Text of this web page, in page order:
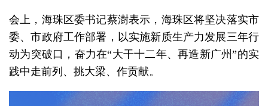
会上，海珠区委书记蔡澍表示，海珠区将坚决落实市
委、市政府工作部署，以实施新质生产力发展三年行
动为突破口，奋力在“大干十二年、再造新广州”的实
践中走前列、挑大梁、作贡献。